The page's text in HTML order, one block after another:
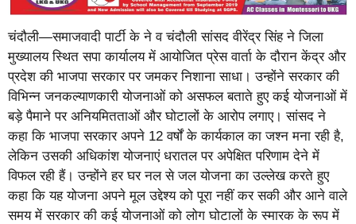
चंदौली—समाजवादी पार्टी के ने व चंदौली सांसद वीरेंद्र सिंह ने जिला
मुख्यालय स्थित सपा कार्यालय में आयोजित प्रेस वार्ता के दौरान केंद्र और
प्रदेश की भाजपा सरकार पर जमकर निशाना साधा। उन्होंने सरकार की
विभिन्न जनकल्याणकारी योजनाओं को असफल बताते हुए कई योजनाओं में
बड़े पैमाने पर अनियमितताओं और घोटालों के आरोप लगाए। सांसद ने
कहा कि भाजपा सरकार अपने 12 वर्षों के कार्यकाल का जश्न मना रही है,
लेकिन उसकी अधिकांश योजनाएं धरातल पर अपेक्षित परिणाम देने में
विफल रही हैं। उन्होंने हर घर नल से जल योजना का उल्लेख करते हुए
कहा कि यह योजना अपने मूल उद्देश्य को पूरा नहीं कर सकी और आने वाले
समय में सरकार की कई योजनाओं को लोग घोटालों के स्मारक के रूप में